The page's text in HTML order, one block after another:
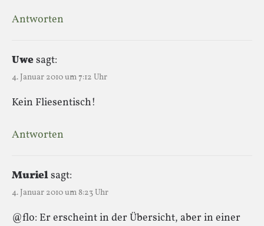
Antworten
Uwesagt:
4. Januar 2010 um 7:12 Uhr
Kein Fliesentisch!
Antworten
Murielsagt:
4. Januar 2010 um 8:23 Uhr
@flo: Er erscheint in der Übersicht, aber in einer